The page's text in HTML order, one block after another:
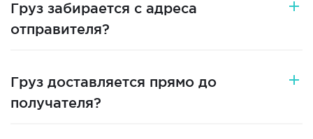
Груз забирается с адреса
отправителя?
Груз доставляется прямо до
получателя?